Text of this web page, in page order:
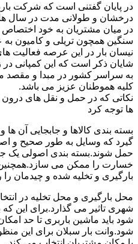
در پایان گفتنی است که شرکت
درخشان و طولانی مدت در سال
در میان مشتریان به خود اختصاص
سنگین همچون تریلی و کامیون به
نیسان بار در این عرصه فعالیت
شایان ذکر است که این کمپانی در
به سراسر کشور در مبدا و مقصد
کلیه هموطنان عزیز می باشد.
نکاتی که در حمل و نقل های درون
ها توجه کرد
بسته بندی کالاها و جابجایی
گیرد که وسایل به طور صحیح و
حمل شوند.بسته بندی اصولی یک
خسارت را ممکن می
بارگیری و تخلیه شده و چیدمان
محل بارگیری و محل تخلیه در
شهری تاثیر می گذارد.برای این
شود باید ماشین باربری تا حد
شود.وانت بار سبلان برای این